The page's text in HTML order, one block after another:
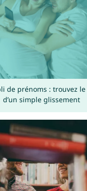
de prénoms : trouvez
d’un simple glissement